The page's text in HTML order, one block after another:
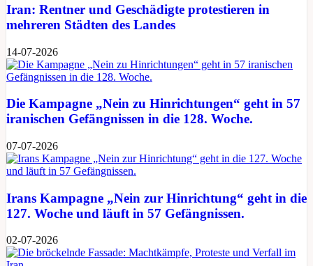
Iran: Rentner und Geschädigte protestieren in
mehreren Städten des Landes
14-07-2026
Die Kampagne „Nein zu Hinrichtungen“ geht in 57
iranischen Gefängnissen in die 128. Woche.
07-07-2026
Irans Kampagne „Nein zur Hinrichtung“ geht in die
127. Woche und läuft in 57 Gefängnissen.
02-07-2026